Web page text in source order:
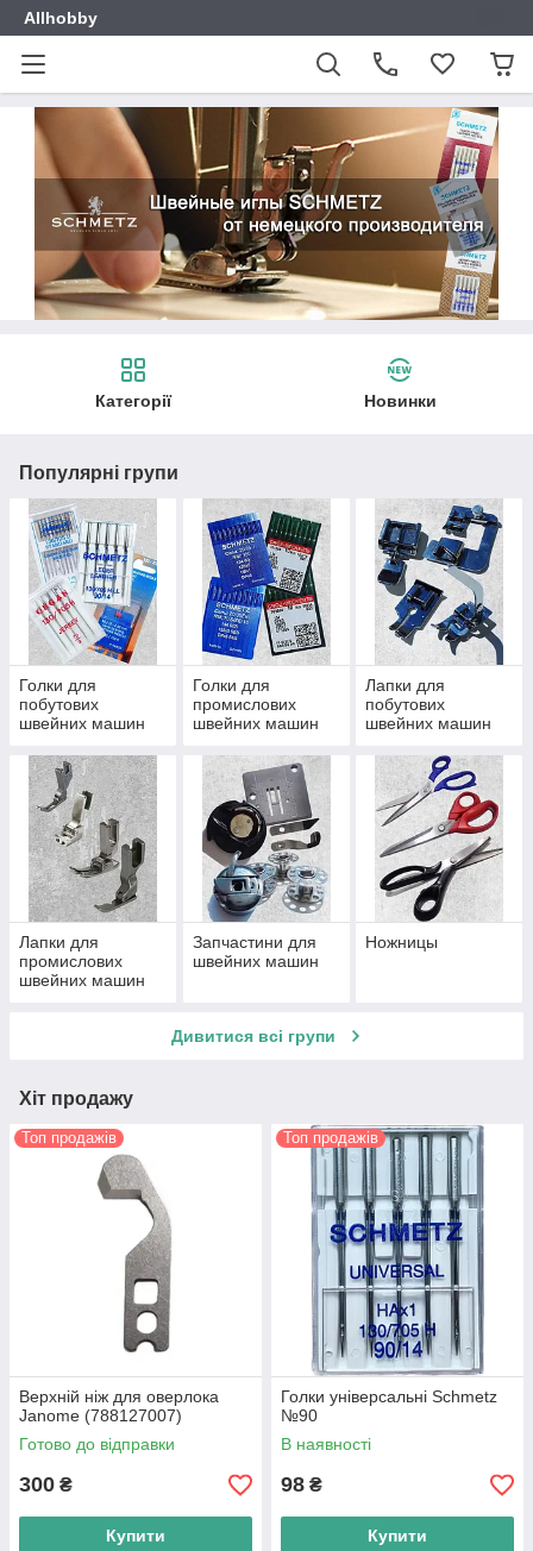
Allhobby
Категорії Новинки
Популярні групи
Голки для
побутових
швейних машин
Голки для
промислових
швейних машин
Лапки для
побутових
швейних машин
Лапки для
промислових
швейних машин
Запчастини для
швейних машин
Ножницы
Дивитися всі групи
Хіт продажу
Топ продажів
Верхній ніж для оверлока
Janome (788127007)
Готово до відправки
300 ₴
Купити
Топ продажів
Голки універсальні Schmetz
№90
В наявності
98 ₴
Купити